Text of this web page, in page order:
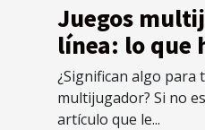
Juegos
línea: lo que
saber sobre
funcionan
¿Significan algo para
multijugador? Si no
artículo que le...